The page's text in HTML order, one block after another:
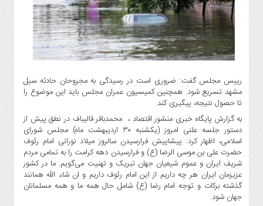
پتروشیمی
صنعت
و
خودرو
آپ
و
فن
آوری
بانک
،
بیمه
و
ارز
دیجیتال
رییس مجلس گفت: ضروری است در رسیدگی به مجروحان حادثه سیل
مشهد تسریع شود. همچنین کمیسیون عمران مجلس باید این موضوع را
تا حصول نتیجه، پیگیری کند.
به گزارش پایگاه خبری منشور اقتصاد ، محمدباقر قالیباف در نطق پیش از
دستور جلسه علنی امروز (یکشنبه ۳۰ اردیبهشت ماه) مجلس شورای
اسلامی، اظهار کرد: پیشاپیش فرارسیدن سالروز میلاد نورانی امام رئوف
حضرت علی بن موسی الرضا (ع) و فرارسیدن دهه کرامت را به تمامی مردم
شریف ایران و عموم شیعیان جهان تبریک و تهنیت می‌گویم. ما در کشور
عزیزمان ایران هر چه داریم از این امام رئوف داریم و ان شاء الله همانند
گذشته برکات و توجه امام رضا (ع) شامل حال همه ما و همه مسلمانان
جهان شود.